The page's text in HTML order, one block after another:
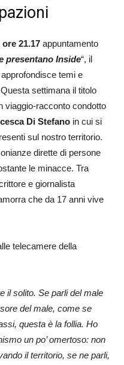
21.17 appuntamento
presentano Inside“, il
temi e
settimana il titolo
viaggio-racconto condotto
Di Stefano in cui si
sul nostro territorio.
dirette di persone
le minacce. Tra
e giornalista
che da 17 anni vive
telecamere della
il solito. Se parli del male
del male, come se
questa è la follia. Ho
un po’ omertoso: non
il territorio, se ne parli,